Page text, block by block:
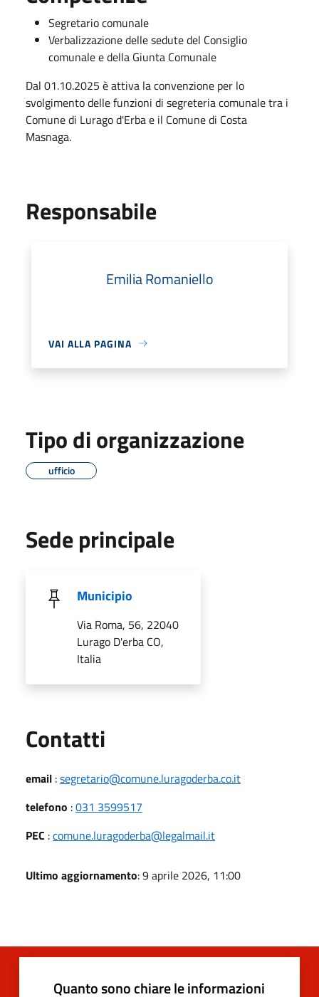
Segretario comunale
Verbalizzazione delle sedute del Consiglio
comunale e della Giunta Comunale
Dal 01.10.2025 è attiva la convenzione per lo
svolgimento delle funzioni di segreteria comunale tra i
Comune di Lurago d'Erba e il Comune di Costa
Masnaga.
Responsabile
Emilia Romaniello
VAI ALLA PAGINA
Tipo di organizzazione
ufficio
Sede principale
Municipio
Via Roma, 56, 22040
Lurago D'erba CO,
Italia
Contatti
email :segretario@comune.luragoderba.co.it
telefono :031 3599517
PEC :comune.luragoderba@legalmail.it
Ultimo aggiornamento: 9 aprile 2026, 11:00
Quanto sono chiare le informazioni